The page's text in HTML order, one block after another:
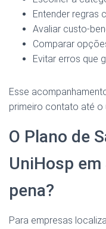
Entender regras
Avaliar custo-
Comparar
Evitar erros que
Esse
primeiro contato até o
O Plano de
UniHosp
pena?
Para empresas